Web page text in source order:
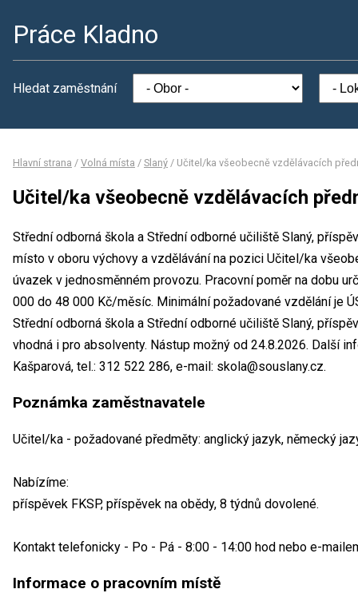
Práce Kladno
Hledat zaměstnání
Hlavní strana / Volná místa / Slaný / Učitel/ka všeobecně vzdělávacích
Učitel/ka všeobecně vzdělávacích
Střední odborná škola a Střední odborné učiliště Slaný,
místo v oboru výchovy a vzdělávání na pozici Učitel/ka
úvazek v jednosměnném provozu. Pracovní poměr na dobu
000 do 48 000 Kč/měsíc. Minimální požadované vzdělání je
Střední odborná škola a Střední odborné učiliště Slaný,
vhodná i pro absolventy. Nástup možný od 24.8.2026. Další
Kašparová, tel.: 312 522 286, e-mail: skola@souslany.cz.
Poznámka zaměstnavatele
Učitel/ka - požadované předměty: anglický jazyk, německý
Nabízíme:
příspěvek FKSP, příspěvek na obědy, 8 týdnů dovolené.
Kontakt telefonicky - Po - Pá - 8:00 - 14:00 hod nebo e-
Informace o pracovním místě